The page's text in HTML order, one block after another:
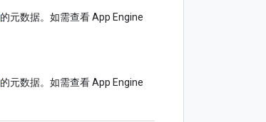
的元数据。如需查看 App Engine
的元数据。如需查看 App Engine